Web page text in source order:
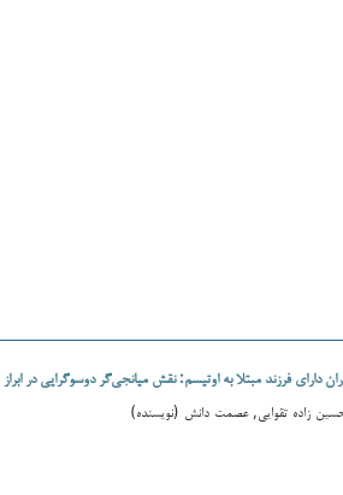
فرزند مبتلا به اوتیسم: نقش میانجی‌گر دوسوگرایی در
زاده تقوایی, عصمت دانش (نویسنده)